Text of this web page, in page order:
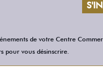
de votre Centre
pour vous désinscrire.